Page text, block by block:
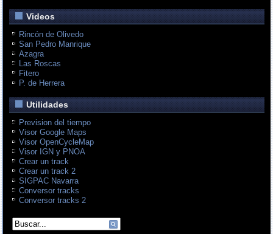
Videos
Rincón de Olivedo
San Pedro Manrique
Azagra
Las Roscas
Fitero
P. de Herrera
Utilidades
Prevision del tiempo
Visor Google Maps
Visor OpenCycleMap
Visor IGN y PNOA
Crear un track
Crear un track 2
SIGPAC Navarra
Conversor tracks
Conversor tracks 2